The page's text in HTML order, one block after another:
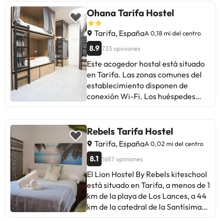
señalan la falta de limpieza en
ciertas áreas y problemas como
olores a humedad y piscina sucia.
Aunque hay críticas, la mayoría
destaca la belleza de las
instalaciones y la atención del
personal. En resumen, un hotel
acogedor y bien situado, ideal para
viajeros que buscan explorar
Ohana Tarifa Hostel
Tarifa, EspañaA 0,18 mi del centro
8.9 733 opiniones
Este acogedor hostal está situado
en Tarifa. Las zonas comunes del
establecimiento disponen de
conexión Wi-Fi. Los huéspedes
recepción 24 horas. Hostel Ohana
Tarifa es consciente de que la
accesibilidad de todos los clientes
es esencial. Por eso, cuenta con
habitaciones accesibles y dispone
de accesos totalmente adaptados
para personas de movilidad
reducida. Asimismo, las
Rebels Tarifa Hostel
Tarifa, EspañaA 0,02 mi del centro
8.1 1687 opiniones
El Lion Hostel By Rebels kiteschool
está situado en Tarifa, a menos de 1
km de la playa de Los Lances, a 44
km de la catedral de la Santísima